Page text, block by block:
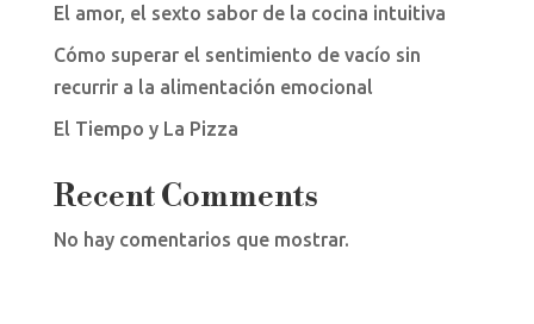
El amor, el sexto sabor de la cocina intuitiva
Cómo superar el sentimiento de vacío sin
recurrir a la alimentación emocional
El Tiempo y La Pizza
Recent Comments
No hay comentarios que mostrar.